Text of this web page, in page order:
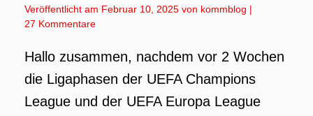
Veröffentlicht am Februar 10, 2025 von kommblog |
27 Kommentare
Hallo zusammen, nachdem vor 2 Wochen
die Ligaphasen der UEFA Champions
League und der UEFA Europa League